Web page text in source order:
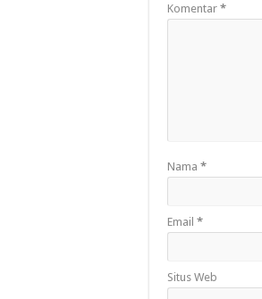
Komentar *
Nama *
Email *
Situs Web